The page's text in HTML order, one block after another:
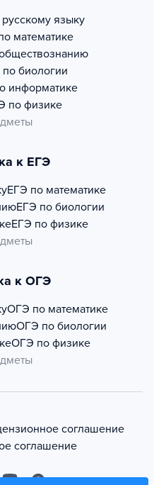
языку
математике
биологии
информатике
по физике
к ЕГЭ
ЕГЭ по математике
ЕГЭ по биологии
ЕГЭ по физике
к ОГЭ
ОГЭ по математике
ОГЭ по биологии
ОГЭ по физике
соглашение
соглашение